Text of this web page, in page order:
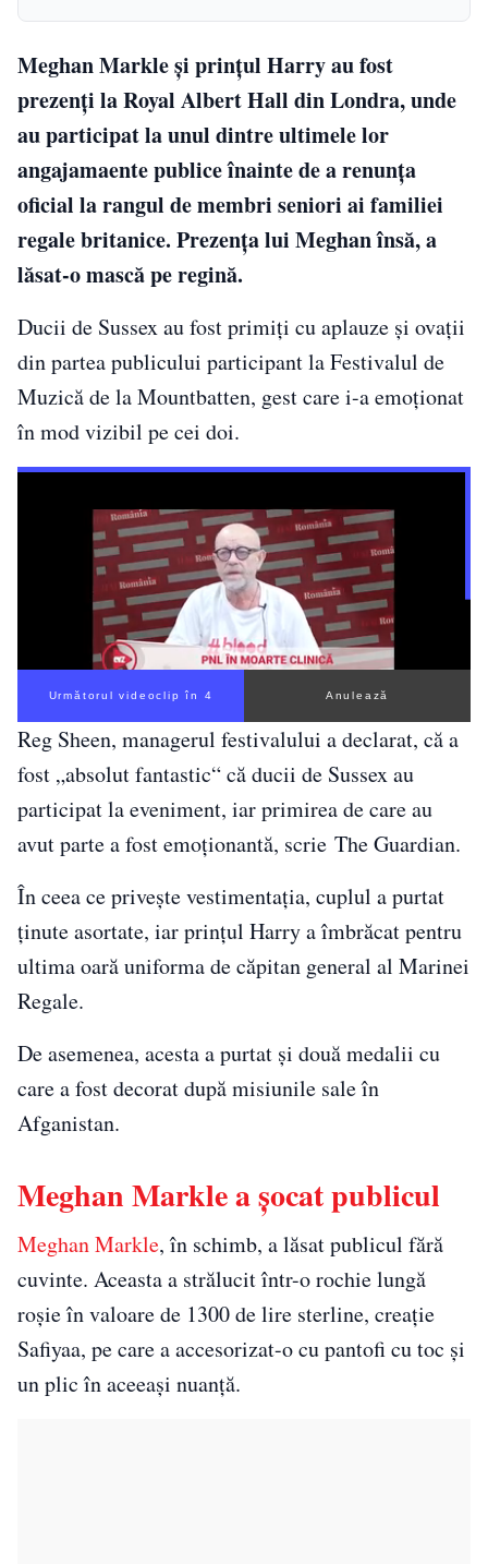
Meghan Markle și prințul Harry au fost
prezenți la Royal Albert Hall din Londra, unde
au participat la unul dintre ultimele lor
angajamaente publice înainte de a renunţa
oficial la rangul de membri seniori ai familiei
regale britanice. Prezența lui Meghan însă, a
lăsat-o mască pe regină.
Ducii de Sussex au fost primiți cu aplauze și ovații
din partea publicului participant la Festivalul de
Muzică de la Mountbatten, gest care i-a emoţionat
în mod vizibil pe cei doi.
Următorul videoclip în 3 Anulează
Reg Sheen, managerul festivalului a declarat, că a
fost „absolut fantastic“ că ducii de Sussex au
participat la eveniment, iar primirea de care au
avut parte a fost emoţionantă, scrie The Guardian.
În ceea ce privește vestimentația, cuplul a purtat
ţinute asortate, iar prințul Harry a îmbrăcat pentru
ultima oară uniforma de căpitan general al Marinei
Regale.
De asemenea, acesta a purtat şi două medalii cu
care a fost decorat după misiunile sale în
Afganistan.
Meghan Markle a șocat publicul
Meghan Markle, în schimb, a lăsat publicul fără
cuvinte. Aceasta a strălucit într-o rochie lungă
roşie în valoare de 1300 de lire sterline, creaţie
Safiyaa, pe care a accesorizat-o cu pantofi cu toc şi
un plic în aceeaşi nuanţă.